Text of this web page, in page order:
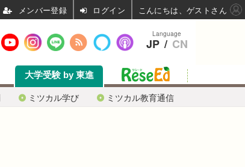
ミツカル学び ミツカル教育通信
大学受験 by 東進
Language
JP / CN
ログイン こんにちは、ゲストさん